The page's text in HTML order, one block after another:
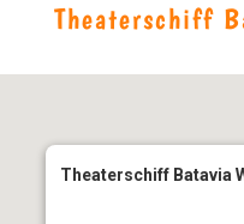
Theaterschiff
Theaterschiff Batavia